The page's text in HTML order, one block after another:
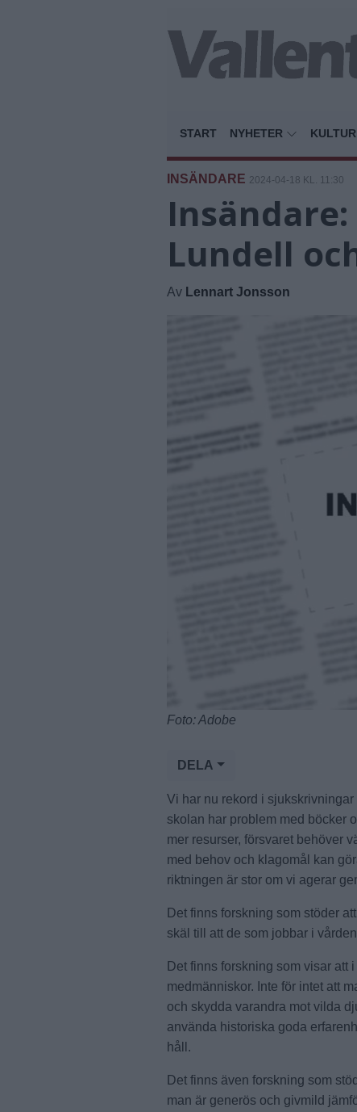
START NYHETER KULTUR
INSÄNDARE 2024-04-18 KL. 11:30
Lundell
Av Lennart Jonsson
Foto: Adobe
DELA
Vi har nu rekord i
skolan har problem med böcker
mer resurser, försvaret behöver
med behov och klagomål kan
riktningen är stor om vi agerar
Det finns forskning som stöder
skäl till att de som jobbar i
Det finns forskning som visar att
medmänniskor. Inte för intet att
och skydda varandra mot vilda
använda historiska goda
håll.
Det finns även forskning som
man är generös och givmild